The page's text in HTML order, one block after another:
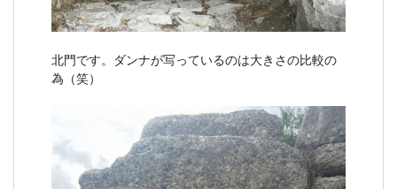
北門です。ダンナが写っているのは大きさの比較の
為（笑）